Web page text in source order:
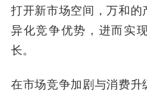
打开新市场空间，万和
异化竞争优势，进而实
长。
在市场竞争加剧与消费